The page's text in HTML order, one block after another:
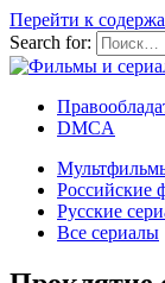
Перейти к
Search for:
DMCA
Российские
Русские
Все сериалы